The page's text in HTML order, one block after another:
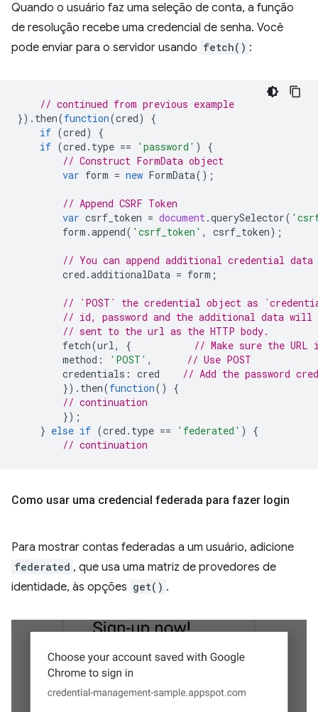
Quando o usuário faz uma seleção de conta, a função
de resolução recebe uma credencial de senha. Você
pode enviar para o servidor usando fetch() :
// continued from previous example
}). then(function(cred)
{
if (cred)
{
if (cred . type == 'password' )
{
// Construct FormData object
var form = new FormData();
// Append CSRF Token
var csrf_token = document.querySelector(
form .append( 'csrf_token' , csrf_token);
// You can append additional credential
cred .additionalData = form ;
// `POST` the credential object as
// id, password and the additional data will
// sent to the url as the HTTP body.
fetch(url, {
// Make sure the URL
method : 'POST' ,
// Use POST
credentials : cred
// Add the password
}). then(function()
{
// continuation
});
} else if (cred . type == 'federated' )
{
// continuation
Como usar uma credencial federada para fazer login
Para mostrar contas federadas a um usuário, adicione
federated , que usa uma matriz de provedores de
identidade, às opções get() .